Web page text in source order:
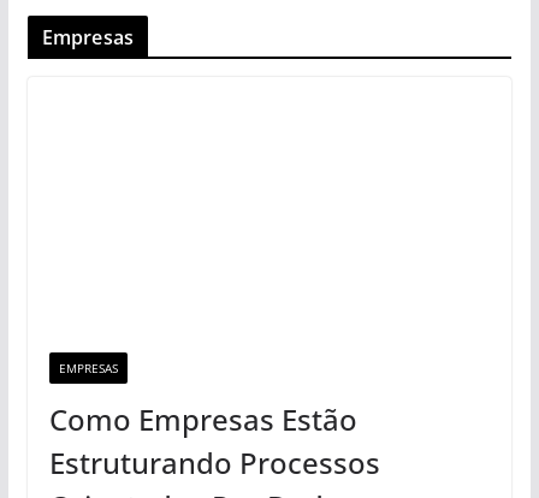
Empresas
EMPRESAS
Como Empresas Estão
Estruturando Processos